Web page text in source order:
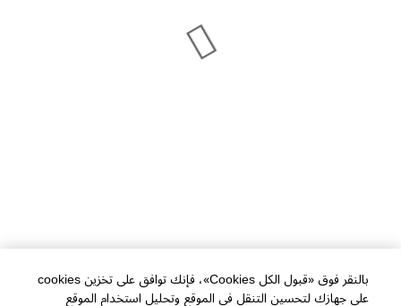
بالنقر فوق «قبول الكل Cookies»، فإنك توافق على تخزين cookies
على جهازك لتحسين التنقل في الموقع وتحليل استخدام الموقع